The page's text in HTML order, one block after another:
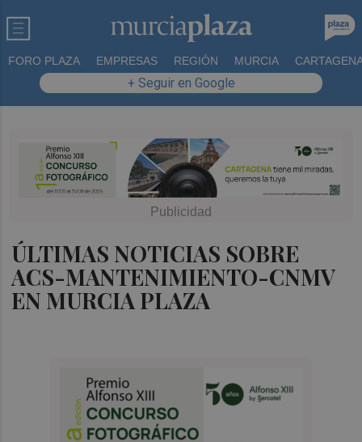
FORO PLAZA EMPRESAS REGIÓN MURCIA
+ Seguir en Google
ÚLTIMAS NOTICIAS SOBRE
ACS-MANTENIMIENTO-CNMV
EN MURCIA PLAZA